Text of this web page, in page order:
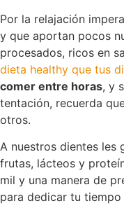
Por la relajación
y que aportan pocos
procesados, ricos en
dieta healthy que tus
comer entre horas, y
tentación, recuerda
otros.
A nuestros dientes les
frutas, lácteos y
mil y una manera de
para dedicar tu